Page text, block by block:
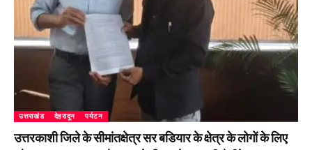
उत्तराखंड देहरादून पर्यटन
उत्तरकाशी जिले के सीमांतक्षेत्र सर बडियार के क्षेत्र के लोगों के लिए